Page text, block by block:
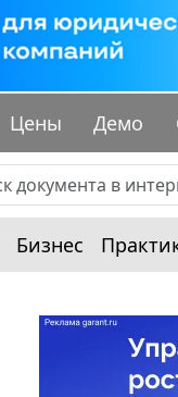
Цены Демо
Бизнес